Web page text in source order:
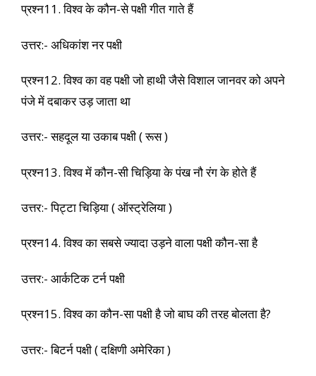
प्रश्न11. विश्व के कौन-से पक्षी गीत गाते हैं
उत्तर:- अधिकांश नर पक्षी
प्रश्न12. विश्व का वह पक्षी जो हाथी जैसे विशाल जानवर को अपने
पंजे में दबाकर उड़ जाता था
उत्तर:- सहदूल या उकाब पक्षी ( रूस )
प्रश्न13. विश्व में कौन-सी चिड़िया के पंख नौ रंग के होते हैं
उत्तर:- पिट्टा चिड़िया ( ऑस्ट्रेलिया )
प्रश्न14. विश्व का सबसे ज्यादा उड़ने वाला पक्षी कौन-सा है
उत्तर:- आर्कटिक टर्न पक्षी
प्रश्न15. विश्व का कौन-सा पक्षी है जो बाघ की तरह बोलता है?
उत्तर:- बिटर्न पक्षी ( दक्षिणी अमेरिका )